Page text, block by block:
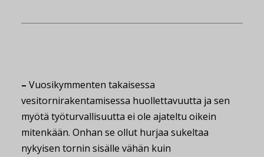
– Vuosikymmenten takaisessa
vesitornirakentamisessa huollettavuutta ja sen
myötä työturvallisuutta ei ole ajateltu oikein
mitenkään. Onhan se ollut hurjaa sukeltaa
nykyisen tornin sisälle vähän kuin